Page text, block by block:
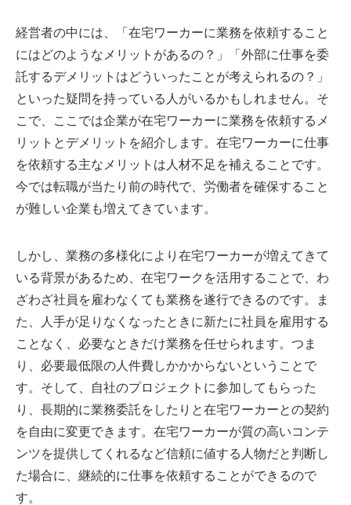
経営者の中には、「在宅ワーカーに業務を依頼すること
にはどのようなメリットがあるの？」「外部に仕事を委
託するデメリットはどういったことが考えられるの？」
といった疑問を持っている人がいるかもしれません。そ
こで、ここでは企業が在宅ワーカーに業務を依頼するメ
リットとデメリットを紹介します。在宅ワーカーに仕事
を依頼する主なメリットは人材不足を補えることです。
今では転職が当たり前の時代で、労働者を確保すること
が難しい企業も増えてきています。
しかし、業務の多様化により在宅ワーカーが増えてきて
いる背景があるため、在宅ワークを活用することで、わ
ざわざ社員を雇わなくても業務を遂行できるのです。ま
た、人手が足りなくなったときに新たに社員を雇用する
ことなく、必要なときだけ業務を任せられます。つま
り、必要最低限の人件費しかかからないということで
す。そして、自社のプロジェクトに参加してもらった
り、長期的に業務委託をしたりと在宅ワーカーとの契約
を自由に変更できます。在宅ワーカーが質の高いコンテ
ンツを提供してくれるなど信頼に値する人物だと判断し
た場合に、継続的に仕事を依頼することができるので
す。